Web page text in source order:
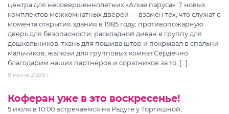
центра для несовершеннолетних «Алые паруса»: 7 новых
комплектов межкомнатных дверей — взамен тех, что служат с
момента открытия здания в 1985 году; противопожарную
дверь для безопасности; раскладной диван в группу для
дошкольников; ткань для пошива штор и покрывал в спальни
мальчиков; жалюзи для групповых комнат.Сердечно
благодарим наших партнёров и соратников за то, […]
8 июля 2026 г.
Коферан уже в это воскресенье!
5 июля в 10:00 встречаемся на Радуге у Тортишной,